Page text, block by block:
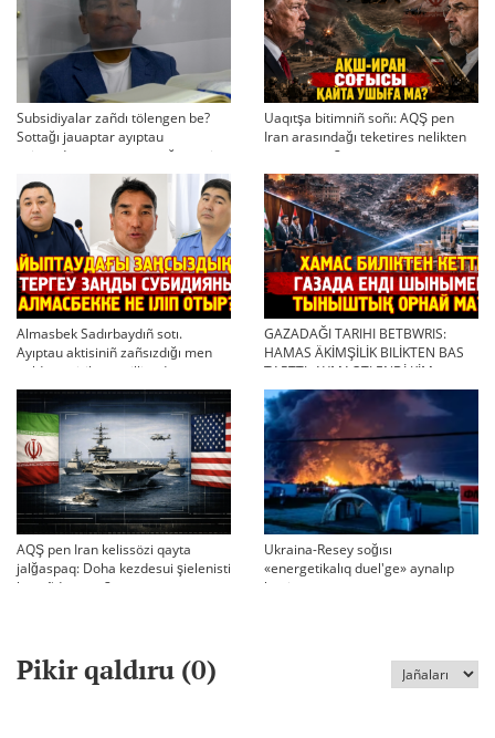
Subsidiyalar zañdı tölengen be?
Sottağı jauaptar ayıptau
twjırımdarın qayta qarauğa negiz
bola ala ma?
Uaqıtşa bitimniñ soñı: AQŞ pen
Iran arasındağı teketires nelikten
qayta uşıqtı?
Almasbek Sadırbaydıñ sotı.
Ayıptau aktisiniñ zañsızdığı men
qoldan ösirilgen milliondar
GAZADAĞI TARIHI BETBWRIS:
HAMAS ÄKİMŞİLİK BILİKTEN BAS
TARTTI. AYMAQTI ENDİ KİM
BASQARADI?
AQŞ pen Iran kelissözi qayta
jalğaspaq: Doha kezdesui şielenisti
bäseñdete me?
Ukraina-Resey soğısı
«energetikalıq duel'ge» aynalıp
ketti
Pikir qaldıru (0)